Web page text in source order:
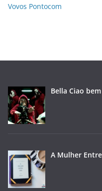
o
Vovos Pontocom
Bella Ciao
A Mulher